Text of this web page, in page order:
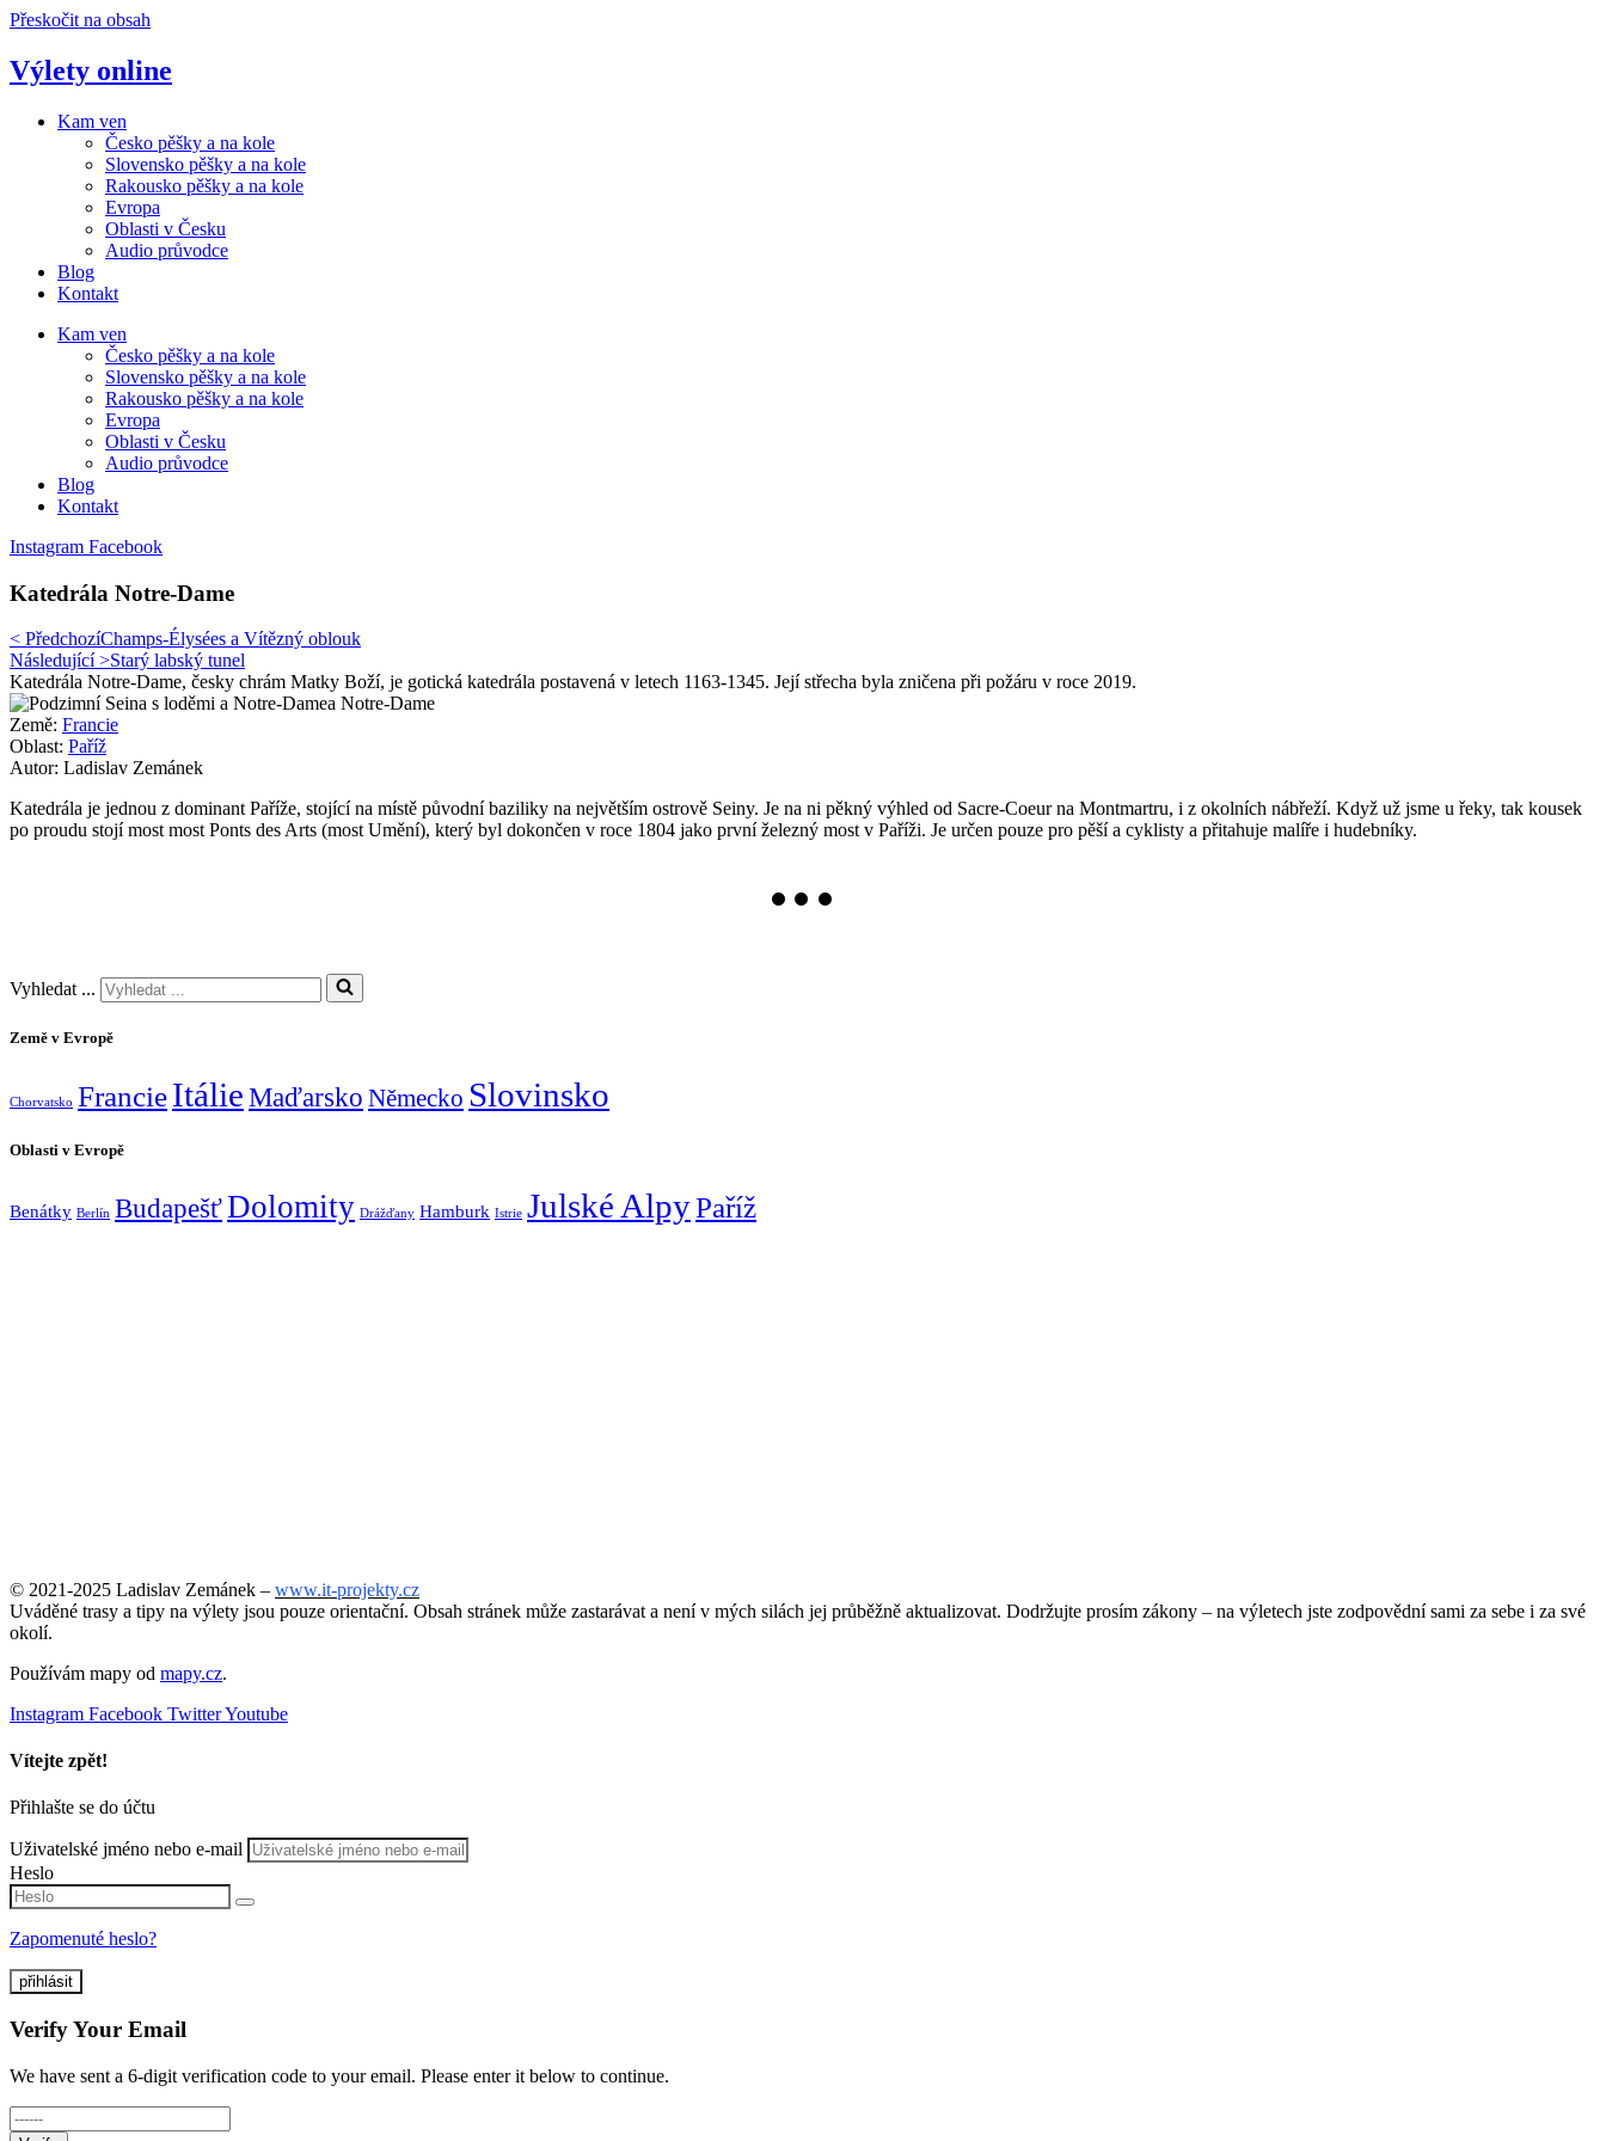
Přeskočit na obsah
Výlety online
Kam ven
Česko pěšky a na kole
Slovensko pěšky a na kole
Rakousko pěšky a na kole
Evropa
Oblasti v Česku
Audio průvodce
Blog
Kontakt
Kam ven
Česko pěšky a na kole
Slovensko pěšky a na kole
Rakousko pěšky a na kole
Evropa
Oblasti v Česku
Audio průvodce
Blog
Kontakt
Instagram Facebook
Katedrála Notre-Dame
< PředchozíChamps-Élysées a Vítězný oblouk
Následující >Starý labský tunel
Katedrála Notre-Dame, česky chrám Matky Boží, je gotická katedrála postavená v letech 1163-1345. Její střecha byla zničena při požáru v roce 2019.
Země: Francie
Oblast: Paříž
Autor: Ladislav Zemánek
Katedrála je jednou z dominant Paříže, stojící na místě původní baziliky na největším ostrově Seiny. Je na ni pěkný výhled od Sacre-Coeur na Montmartru, i z okolních nábřeží. Když už jsme u řeky, tak kousek
po proudu stojí most most Ponts des Arts (most Umění), který byl dokončen v roce 1804 jako první železný most v Paříži. Je určen pouze pro pěší a cyklisty a přitahuje malíře i hudebníky.
Vyhledat ...
Země v Evropě
Chorvatsko FrancieItálieMaďarsko Německo Slovinsko
Oblasti v Evropě
Benátky Berlín BudapešťDolomity Drážďany Hamburk Istrie Julské AlpyPaříž
© 2021-2025 Ladislav Zemánek – www.it-projekty.cz
Uváděné trasy a tipy na výlety jsou pouze orientační. Obsah stránek může zastarávat a není v mých silách jej průběžně aktualizovat. Dodržujte prosím zákony – na výletech jste zodpovědní sami za sebe i za své
okolí.
Používám mapy od mapy.cz.
Instagram Facebook TwitterYoutube
Vítejte zpět!
Přihlašte se do účtu
Uživatelské jméno nebo e-mail
Heslo
Zapomenuté heslo?
přihlásit
Verify Your Email
We have sent a 6-digit verification code to your email. Please enter it below to continue.